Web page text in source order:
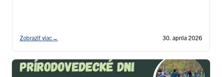
Zobraziť viac→ 30. apríla 2026